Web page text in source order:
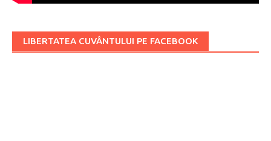
LIBERTATEA CUVÂNTULUI PE FACEBOOK